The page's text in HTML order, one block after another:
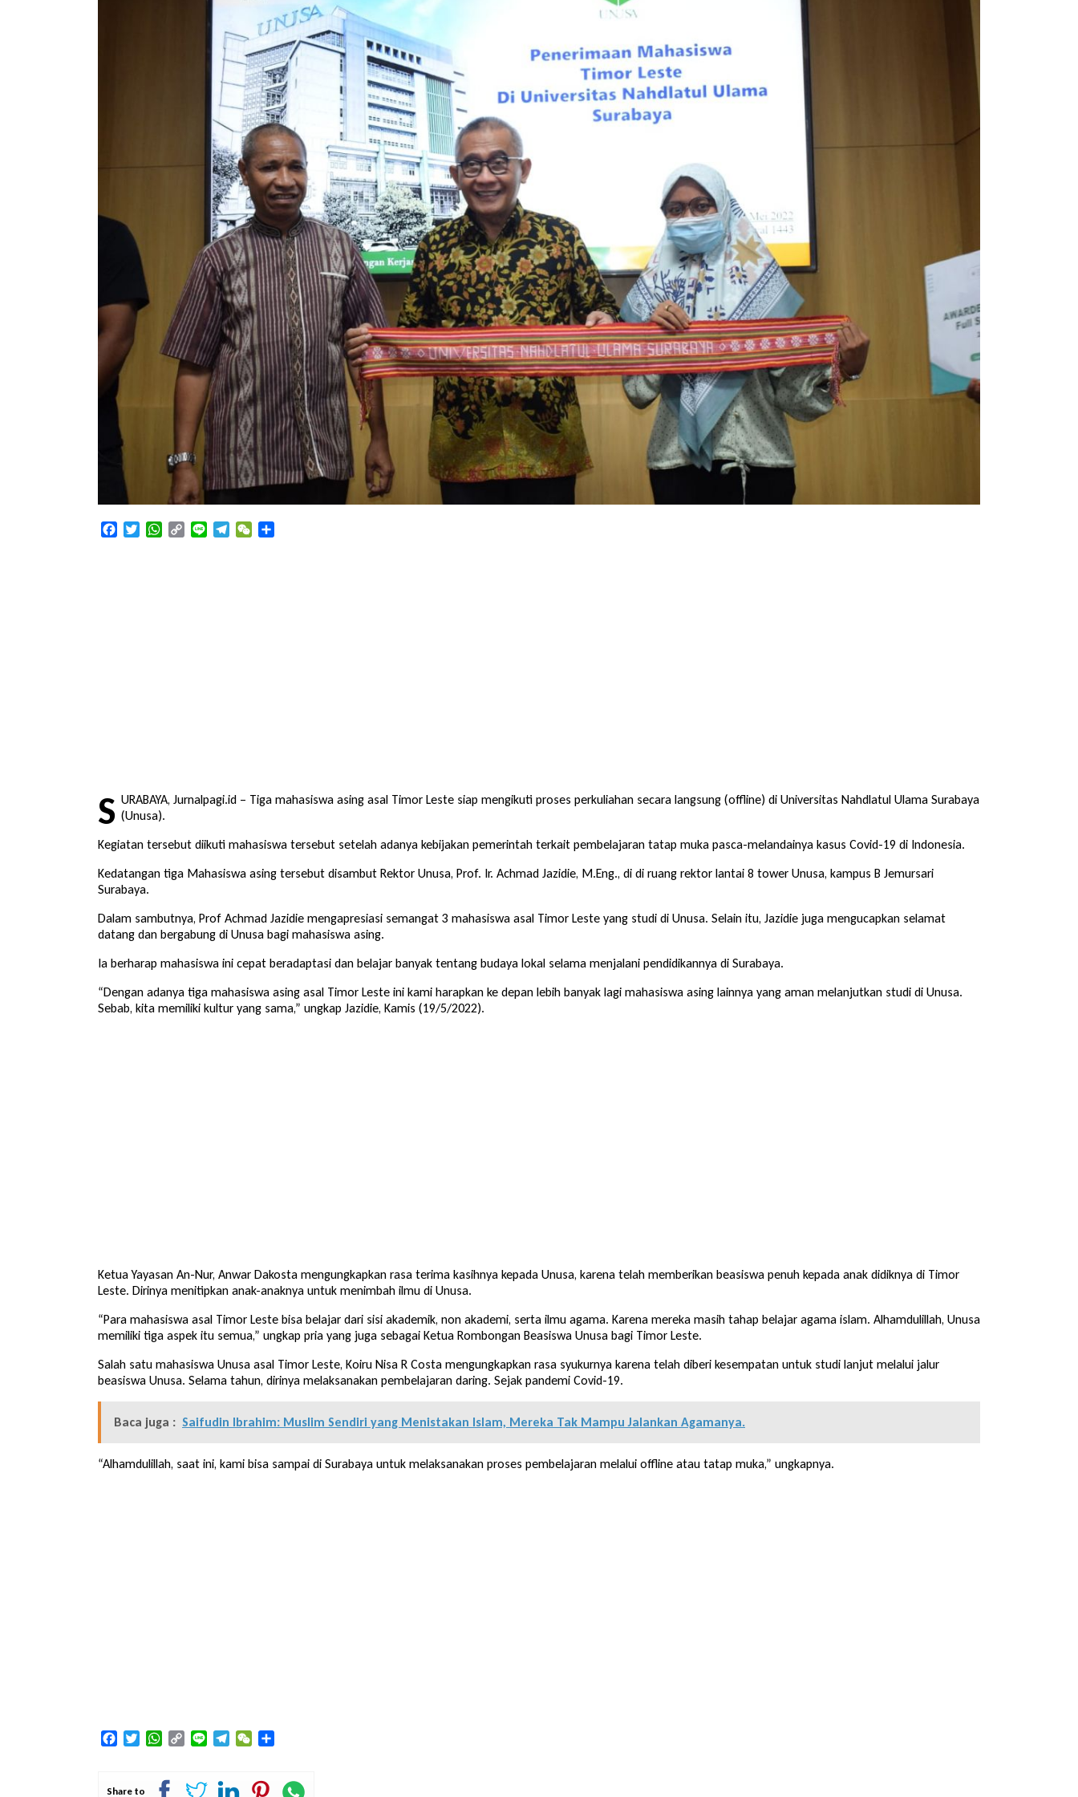
FacebookTwitterWhatsApp
Copy
Line TelegramWeChat
S URABAYA, Jurnalpagi.id – Tiga mahasiswa asing asal Timor Leste siap mengikuti proses perkuliahan secara langsung (offline) di Universitas Nahdlatul Ulama Surabaya
(Unusa).
Kegiatan tersebut diikuti mahasiswa tersebut setelah adanya kebijakan pemerintah terkait pembelajaran tatap muka pasca-melandainya kasus Covid-19 di Indonesia.
Kedatangan tiga Mahasiswa asing tersebut disambut Rektor Unusa, Prof. Ir. Achmad Jazidie, M.Eng., di di ruang rektor lantai 8 tower Unusa, kampus B Jemursari
Surabaya.
Dalam sambutnya, Prof Achmad Jazidie mengapresiasi semangat 3 mahasiswa asal Timor Leste yang studi di Unusa. Selain itu, Jazidie juga mengucapkan selamat
datang dan bergabung di Unusa bagi mahasiswa asing.
Ia berharap mahasiswa ini cepat beradaptasi dan belajar banyak tentang budaya lokal selama menjalani pendidikannya di Surabaya.
“Dengan adanya tiga mahasiswa asing asal Timor Leste ini kami harapkan ke depan lebih banyak lagi mahasiswa asing lainnya yang aman melanjutkan studi di Unusa.
Sebab, kita memiliki kultur yang sama,” ungkap Jazidie, Kamis (19/5/2022).
Ketua Yayasan An-Nur, Anwar Dakosta mengungkapkan rasa terima kasihnya kepada Unusa, karena telah memberikan beasiswa penuh kepada anak didiknya di Timor
Leste. Dirinya menitipkan anak-anaknya untuk menimbah ilmu di Unusa.
“Para mahasiswa asal Timor Leste bisa belajar dari sisi akademik, non akademi, serta ilmu agama. Karena mereka masih tahap belajar agama islam. Alhamdulillah, Unusa
memiliki tiga aspek itu semua,” ungkap pria yang juga sebagai Ketua Rombongan Beasiswa Unusa bagi Timor Leste.
Salah satu mahasiswa Unusa asal Timor Leste, Koiru Nisa R Costa mengungkapkan rasa syukurnya karena telah diberi kesempatan untuk studi lanjut melalui jalur
beasiswa Unusa. Selama tahun, dirinya melaksanakan pembelajaran daring. Sejak pandemi Covid-19.
Baca juga : Saifudin Ibrahim: Muslim Sendiri yang Menistakan Islam, Mereka Tak Mampu Jalankan Agamanya.
“Alhamdulillah, saat ini, kami bisa sampai di Surabaya untuk melaksanakan proses pembelajaran melalui offline atau tatap muka,” ungkapnya.
FacebookTwitterWhatsApp
Copy
Line TelegramWeChat
Share to